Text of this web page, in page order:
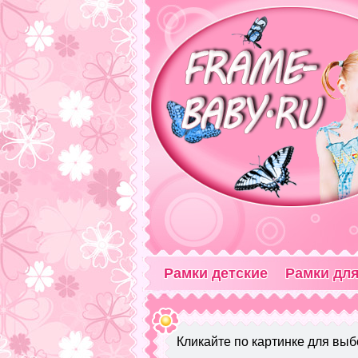
Рамки детские Рамки
Кликайте по картинке для